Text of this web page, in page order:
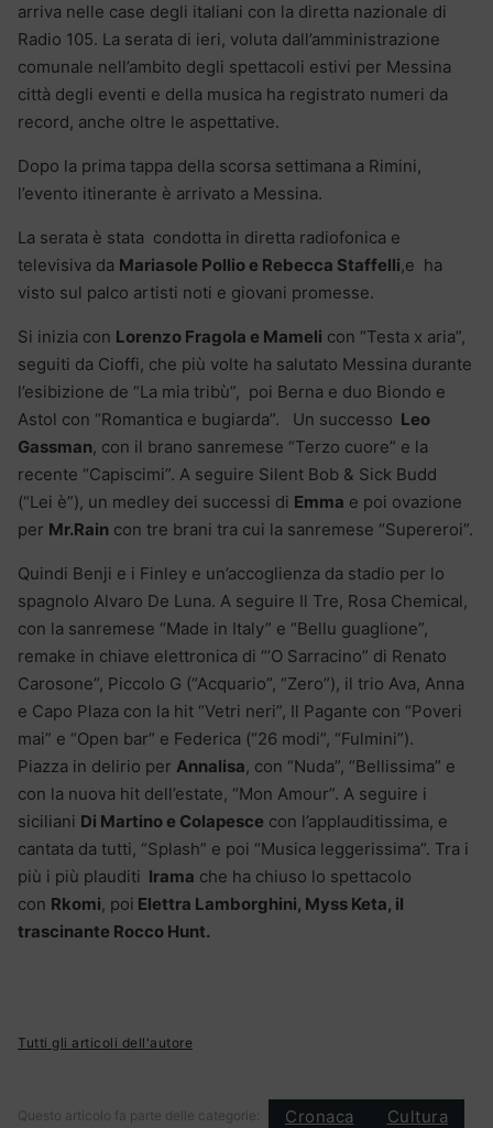
arriva nelle case degli italiani con la diretta nazionale di
Radio 105. La serata di ieri, voluta dall’amministrazione
comunale nell’ambito degli spettacoli estivi per Messina
città degli eventi e della musica ha registrato numeri da
record, anche oltre le aspettative.
Dopo la prima tappa della scorsa settimana a Rimini,
l’evento itinerante è arrivato a Messina.
La serata è stata condotta in diretta radiofonica e
televisiva da Mariasole Pollio e Rebecca Staffelli,e ha
visto sul palco artisti noti e giovani promesse.
Si inizia con Lorenzo Fragola e Mameli con “Testa x aria”,
seguiti da Cioffi, che più volte ha salutato Messina durante
l’esibizione de “La mia tribù”, poi Berna e duo Biondo e
Astol con “Romantica e bugiarda”. Un successo Leo
Gassman, con il brano sanremese “Terzo cuore” e la
recente “Capiscimi”. A seguire Silent Bob & Sick Budd
(“Lei è”), un medley dei successi di Emma e poi ovazione
per Mr.Rain con tre brani tra cui la sanremese “Supereroi”.
Quindi Benji e i Finley e un’accoglienza da stadio per lo
spagnolo Alvaro De Luna. A seguire Il Tre, Rosa Chemical,
con la sanremese “Made in Italy” e “Bellu guaglione”,
remake in chiave elettronica di “’O Sarracino” di Renato
Carosone”, Piccolo G (“Acquario”, “Zero”), il trio Ava, Anna
e Capo Plaza con la hit “Vetri neri”, Il Pagante con “Poveri
mai” e “Open bar” e Federica (“26 modi”, “Fulmini”).
Piazza in delirio per Annalisa, con “Nuda”, “Bellissima” e
con la nuova hit dell’estate, “Mon Amour”. A seguire i
siciliani Di Martino e Colapesce con l’applauditissima, e
cantata da tutti, “Splash” e poi “Musica leggerissima”. Tra i
più i più plauditi Irama che ha chiuso lo spettacolo
con Rkomi, poi Elettra Lamborghini, Myss Keta, il
trascinante Rocco Hunt.
Tutti gli articoli dell'autore
Questo articolo fa parte delle categorie: Cronaca Cultura